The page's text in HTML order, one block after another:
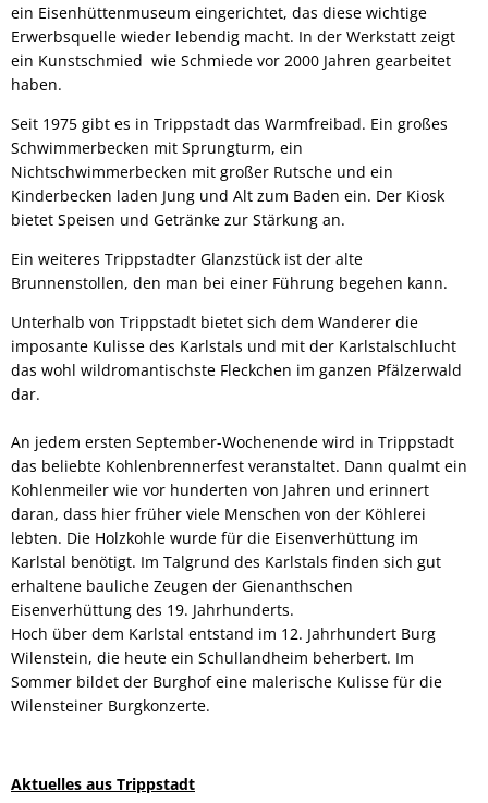
ein Eisenhüttenmuseum eingerichtet, das diese wichtige
Erwerbsquelle wieder lebendig macht. In der Werkstatt zeigt
ein Kunstschmied wie Schmiede vor 2000 Jahren gearbeitet
haben.
Seit 1975 gibt es in Trippstadt das Warmfreibad. Ein großes
Schwimmerbecken mit Sprungturm, ein
Nichtschwimmerbecken mit großer Rutsche und ein
Kinderbecken laden Jung und Alt zum Baden ein. Der Kiosk
bietet Speisen und Getränke zur Stärkung an.
Ein weiteres Trippstadter Glanzstück ist der alte
Brunnenstollen, den man bei einer Führung begehen kann.
Unterhalb von Trippstadt bietet sich dem Wanderer die
imposante Kulisse des Karlstals und mit der Karlstalschlucht
das wohl wildromantischste Fleckchen im ganzen Pfälzerwald
dar.
An jedem ersten September-Wochenende wird in Trippstadt
das beliebte Kohlenbrennerfest veranstaltet. Dann qualmt ein
Kohlenmeiler wie vor hunderten von Jahren und erinnert
daran, dass hier früher viele Menschen von der Köhlerei
lebten. Die Holzkohle wurde für die Eisenverhüttung im
Karlstal benötigt. Im Talgrund des Karlstals finden sich gut
erhaltene bauliche Zeugen der Gienanthschen
Eisenverhüttung des 19. Jahrhunderts.
Hoch über dem Karlstal entstand im 12. Jahrhundert Burg
Wilenstein, die heute ein Schullandheim beherbert. Im
Sommer bildet der Burghof eine malerische Kulisse für die
Wilensteiner Burgkonzerte.
Aktuelles aus Trippstadt